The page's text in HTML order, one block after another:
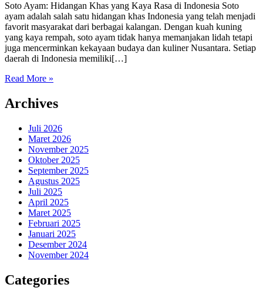
Soto Ayam: Hidangan Khas yang Kaya Rasa di Indonesia Soto
ayam adalah salah satu hidangan khas Indonesia yang telah menjadi
favorit masyarakat dari berbagai kalangan. Dengan kuah kuning
yang kaya rempah, soto ayam tidak hanya memanjakan lidah tetapi
juga mencerminkan kekayaan budaya dan kuliner Nusantara. Setiap
daerah di Indonesia memiliki[…]
Read More »
Archives
Juli 2026
Maret 2026
November 2025
Oktober 2025
September 2025
Agustus 2025
Juli 2025
April 2025
Maret 2025
Februari 2025
Januari 2025
Desember 2024
November 2024
Categories